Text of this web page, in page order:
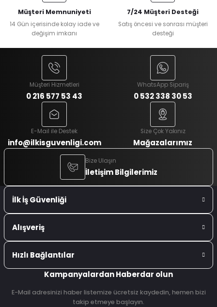
Müşteri Memnuniyeti
14 Gün içerisinde kolay iade ve
değişim imkanı
7/24 Müşteri Desteği
Satış öncesi ve sonrası müşteri
desteği
Müşteri Hizmetleri
0 216 577 53 43
WhatsApp Sipariş
0 532 338 30 53
E-Mail ile Destek
info@ilkisguvenligi.com
Size Çok Yakınız
Mağazalarımız
Bize Ulaşın
İletişim Bilgilerimiz
İlk İş Güvenliği
Alışveriş
Hızlı Bağlantılar
Kampanyalardan Haberdar olun
E-Mail adresinizi haber listemize ücretsiz kaydedin, hemen bizi
takip etmeye başlayın.